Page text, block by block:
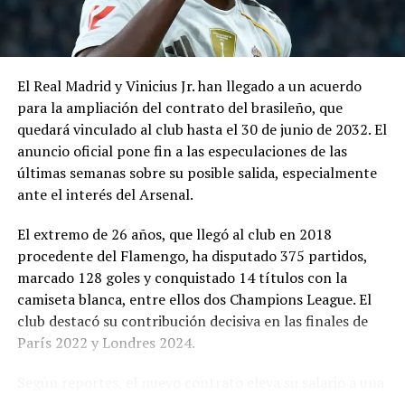
Mohamed Salah (EGY/Liverpool)
Eden Hazard (BEL/Real Madrid)
Marquinhos(BRE/Paris-SG)
Raheem Sterling (ANG/Manchester City)
Joao Félix(POR/Atlético de Madrid)
Sam Kerr (AUS/Chicago Red Stars)
Ellen White (ENG/Manchester City)
Nilla Fischer (SWE/Linköpings)
juvenil extranjero de 13 años, le financiara el
tratamiento, le ofreciera techo, trabajo a la familia y
derechos de imagen. Él mismo se quedó solo con su hijo
Rosario, en uno de los momentos más duros y
determinantes de la historia del jugador.
“Mi viejo estuvo siempre al lado mío. Vivimos muchas
cosas feas… Él me preguntó qué querés hacer, ¿querés
seguir o nos volvemos? Yo quise seguir y él se quedó
padre y consejero sentó las bases de una carrera que
cambiaría el fútbol. Jorge se convirtió en su
representante y gestor de negocios, negociando
contratos, patrocinios y decisiones clave sin casi nunca
aparecer en los medios.
El Real Madrid y Vinicius Jr. han llegado a un acuerdo
para la ampliación del contrato del brasileño, que
quedará vinculado al club hasta el 30 de junio de 2032. El
anuncio oficial pone fin a las especulaciones de las
últimas semanas sobre su posible salida, especialmente
ante el interés del Arsenal.
El extremo de 26 años, que llegó al club en 2018
procedente del Flamengo, ha disputado 375 partidos,
marcado 128 goles y conquistado 14 títulos con la
camiseta blanca, entre ellos dos Champions League. El
club destacó su contribución decisiva en las finales de
París 2022 y Londres 2024.